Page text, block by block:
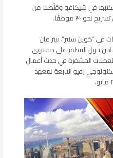
مكتبها في شيكاغو وقلّصت من
٣٠ موظفًا.
في “كوين سنتر”، بيتر فان
حول التنظيم على مستوى
للعملات المشفرة في حدث أعمال
رفيو التابعة لمعهد